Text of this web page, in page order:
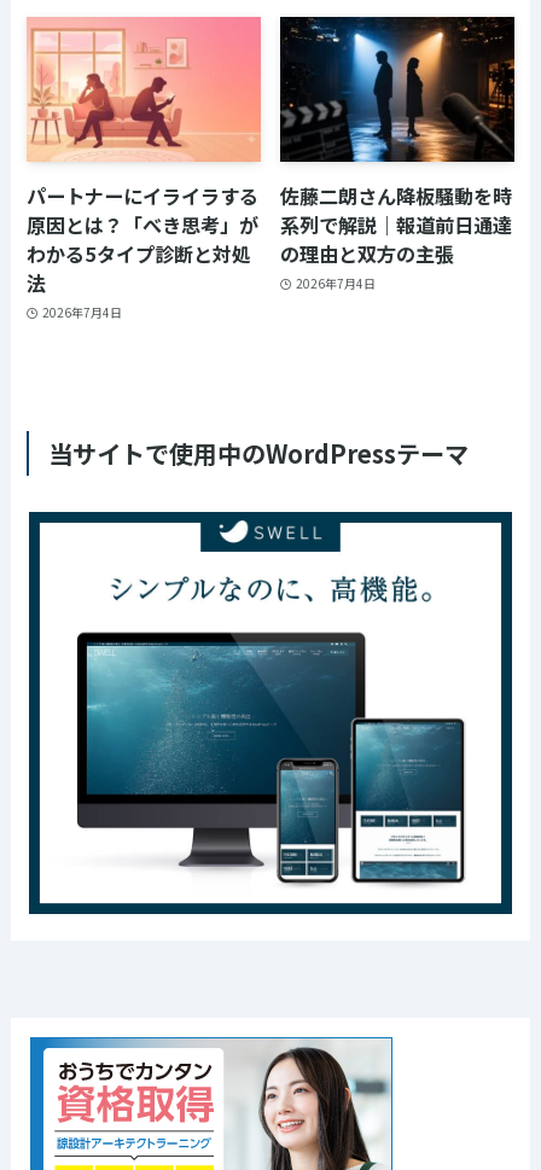
パートナーにイライラする
原因とは？「べき思考」が
わかる5タイプ診断と対処
法
2026年7月4日
佐藤二朗さん降板騒動を時
系列で解説｜報道前日通達
の理由と双方の主張
2026年7月4日
当サイトで使用中のWordPressテーマ